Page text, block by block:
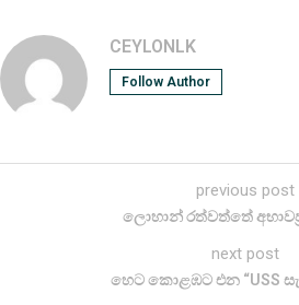
CEYLONLK
Follow Author
previous post
ලොහාන් රත්වත්තේ
next post
හෙට කොළඹට එන “USS